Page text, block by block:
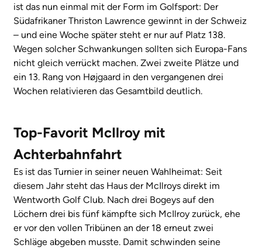
ist das nun einmal mit der Form im Golfsport: Der
Südafrikaner Thriston Lawrence gewinnt in der Schweiz
– und eine Woche später steht er nur auf Platz 138.
Wegen solcher Schwankungen sollten sich Europa-Fans
nicht gleich verrückt machen. Zwei zweite Plätze und
ein 13. Rang von Højgaard in den vergangenen drei
Wochen relativieren das Gesamtbild deutlich.
Top-Favorit McIlroy mit
Achterbahnfahrt
Es ist das Turnier in seiner neuen Wahlheimat: Seit
diesem Jahr steht das Haus der McIlroys direkt im
Wentworth Golf Club. Nach drei Bogeys auf den
Löchern drei bis fünf kämpfte sich McIlroy zurück, ehe
er vor den vollen Tribünen an der 18 erneut zwei
Schläge abgeben musste. Damit schwinden seine